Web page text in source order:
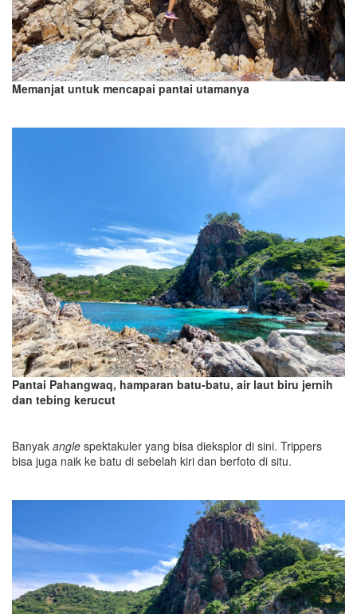
Memanjat untuk mencapai pantai utamanya
Pantai Pahangwaq, hamparan batu-batu, air laut biru jernih
dan tebing kerucut
Banyak angle spektakuler yang bisa dieksplor di sini. Trippers
bisa juga naik ke batu di sebelah kiri dan berfoto di situ.